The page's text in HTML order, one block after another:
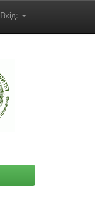
Вхід: